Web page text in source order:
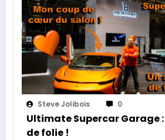
Steve Jolibois 0
Ultimate Supercar Garage
de folie !